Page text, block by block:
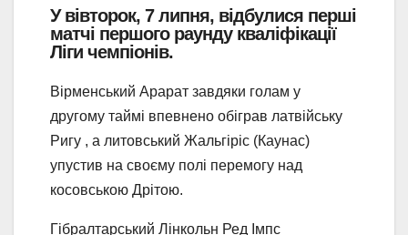
У вівторок, 7 липня, відбулися перші
матчі першого раунду кваліфікації
Ліги чемпіонів.
Вірменський Арарат завдяки голам у
другому таймі впевнено обіграв латвійську
Ригу , а литовський Жальгіріс (Каунас)
упустив на своєму полі перемогу над
косовською Дрітою.
Гібралтарський Лінкольн Ред Імпс